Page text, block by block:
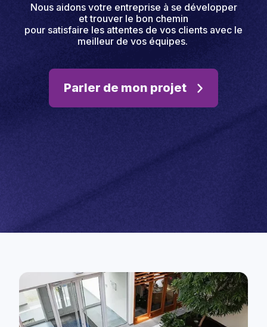
Nous aidons votre entreprise à se développer
et trouver le bon chemin
pour satisfaire les attentes de vos clients avec le
meilleur de vos équipes.
Parler de mon projet